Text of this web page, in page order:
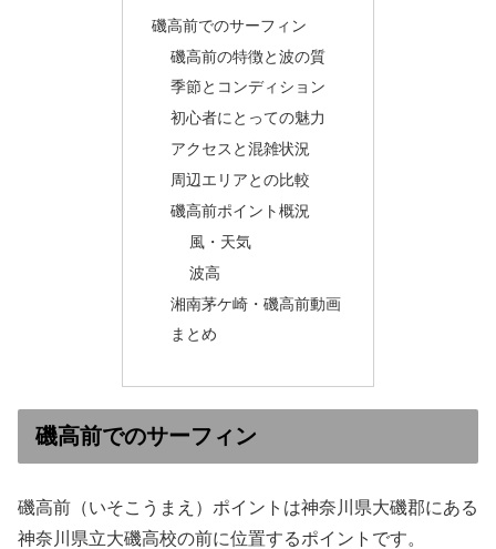
磯高前でのサーフィン
磯高前の特徴と波の質
季節とコンディション
初心者にとっての魅力
アクセスと混雑状況
周辺エリアとの比較
磯高前ポイント概況
風・天気
波高
湘南茅ケ崎・磯高前動画
まとめ
磯高前でのサーフィン
磯高前（いそこうまえ）ポイントは神奈川県大磯郡にある
神奈川県立大磯高校の前に位置するポイントです。